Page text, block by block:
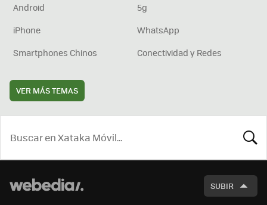
Android
5g
iPhone
WhatsApp
Smartphones Chinos
Conectividad y Redes
VER MÁS TEMAS
SUBIR